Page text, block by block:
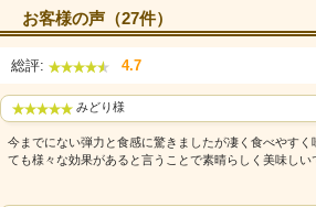
お客様の声（27件）
総評: 4.7
みどり様
今までにない弾力と食感に驚きましたが凄く食べやす
ても様々な効果があると言うことで素晴らしく美味しい